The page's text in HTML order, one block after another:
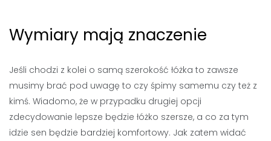
Wymiary mają znaczenie
Jeśli chodzi z kolei o samą szerokość łóżka to zawsze
musimy brać pod uwagę to czy śpimy samemu czy też z
kimś. Wiadomo, że w przypadku drugiej opcji
zdecydowanie lepsze będzie łóżko szersze, a co za tym
idzie sen będzie bardziej komfortowy. Jak zatem widać